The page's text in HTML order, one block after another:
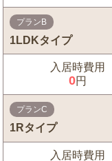
プランB
1LDKタイプ
入居時費用
0円
プランC
1Rタイプ
入居時費用